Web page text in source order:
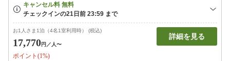
お1人さま1泊（4名1室利用時） (税込)
17,770円 ／人〜
ポイント(1%)
詳細を見る